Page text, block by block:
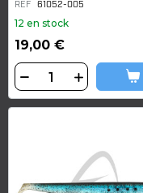
REF 61052-005
12 en stock
19,00 €